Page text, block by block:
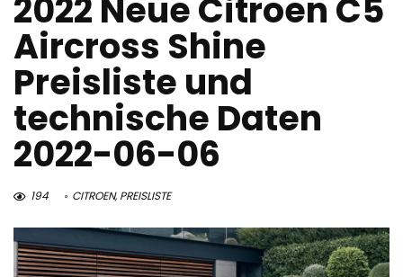
2022 Neue Citroen C5
Aircross Shine
Preisliste und
technische Daten
2022-06-06
194 CITROEN,PREISLISTE